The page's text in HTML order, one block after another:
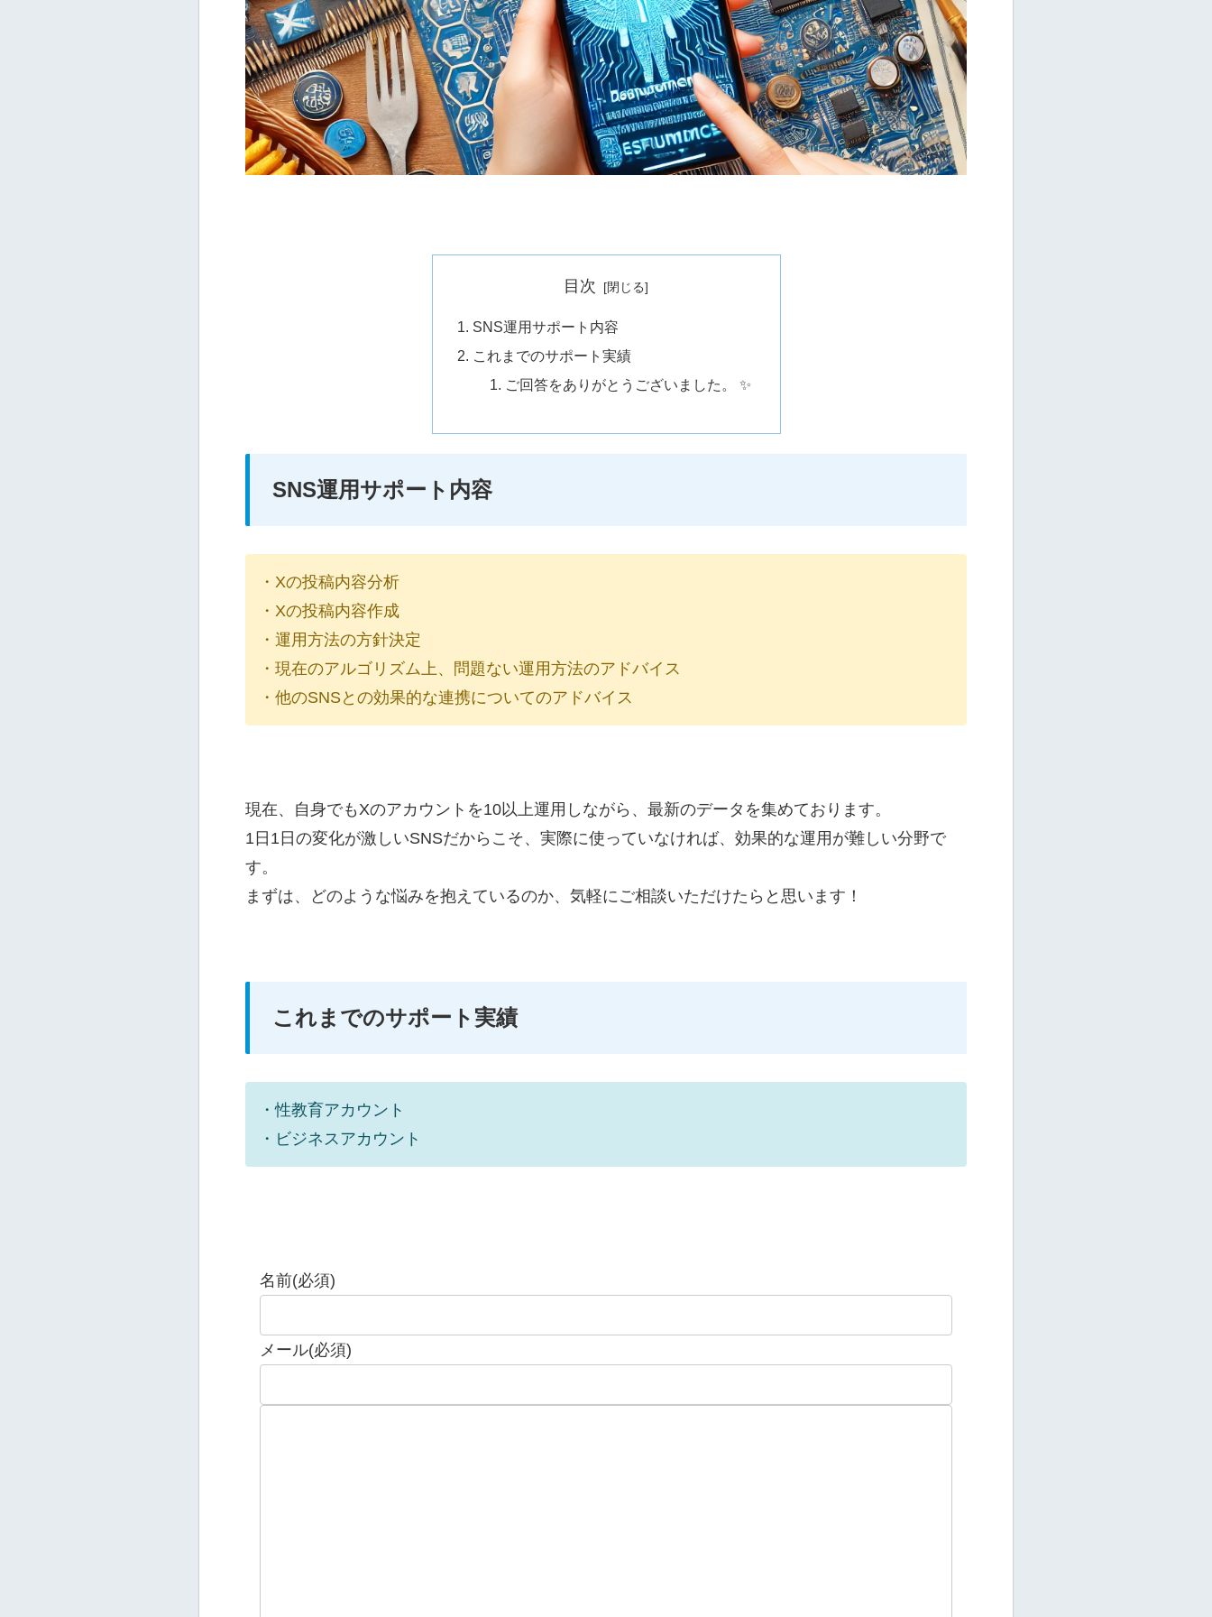
目次
SNS運用サポート内容
これまでのサポート実績
ご回答をありがとうございました。 ✨
SNS運用サポート内容
・Xの投稿内容分析
・Xの投稿内容作成
・運用方法の方針決定
・現在のアルゴリズム上、問題ない運用方法のアドバイス
・他のSNSとの効果的な連携についてのアドバイス
現在、自身でもXのアカウントを10以上運用しながら、最新のデータを集めております。
1日1日の変化が激しいSNSだからこそ、実際に使っていなければ、効果的な運用が難しい分野で
す。
まずは、どのような悩みを抱えているのか、気軽にご相談いただけたらと思います！
これまでのサポート実績
・性教育アカウント
・ビジネスアカウント
名前(必須)
メール(必須)